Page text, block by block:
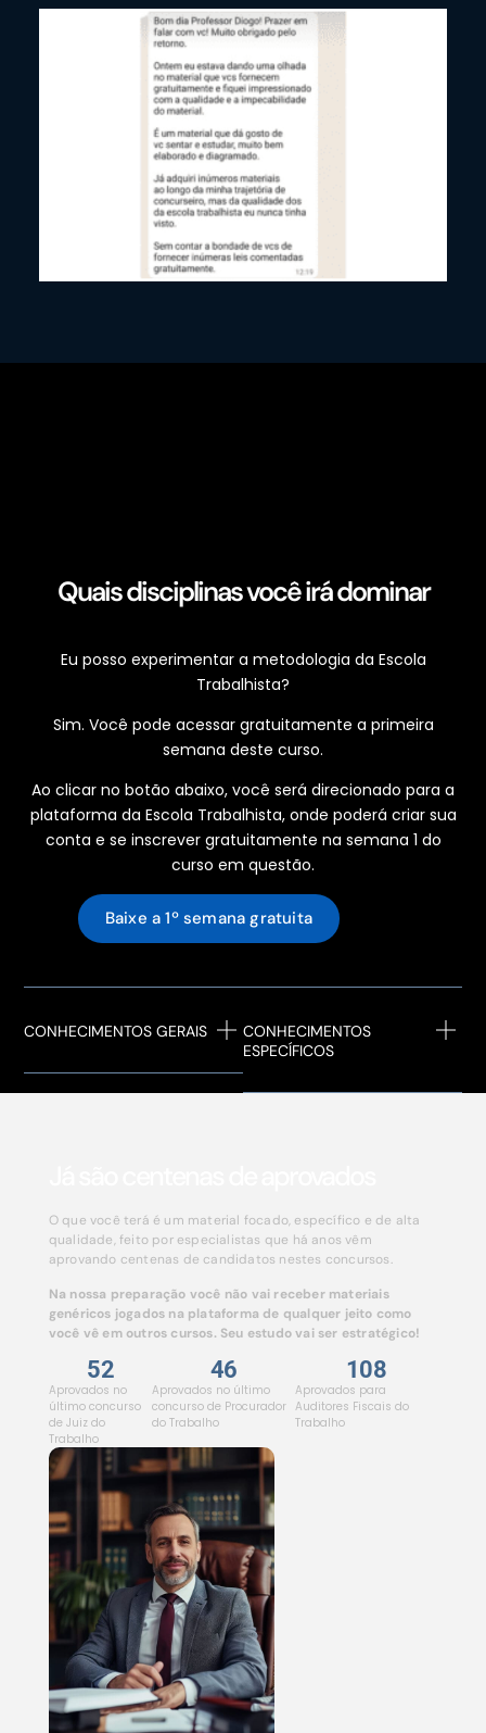
Quais disciplinas você irá dominar
Eu posso experimentar a metodologia da Escola
Trabalhista?
Sim. Você pode acessar gratuitamente a primeira
semana deste curso.
Ao clicar no botão abaixo, você será direcionado para a
plataforma da Escola Trabalhista, onde poderá criar sua
conta e se inscrever gratuitamente na semana 1 do
curso em questão.
Baixe a 1º semana gratuita
CONHECIMENTOS GERAIS
CONHECIMENTOS
ESPECÍFICOS
O que você terá é um material focado, específico e de alta
qualidade, feito por especialistas que há anos vêm
aprovando centenas de candidatos nestes concursos.
Na nossa preparação você não vai receber materiais
genéricos jogados na plataforma de qualquer jeito como
você vê em outros cursos. Seu estudo vai ser estratégico!
Aprovados no
último concurso
de Juiz do
Trabalho
52
Aprovados no último
concurso de Procurador
do Trabalho
46
Aprovados para
Auditores Fiscais do
Trabalho
108